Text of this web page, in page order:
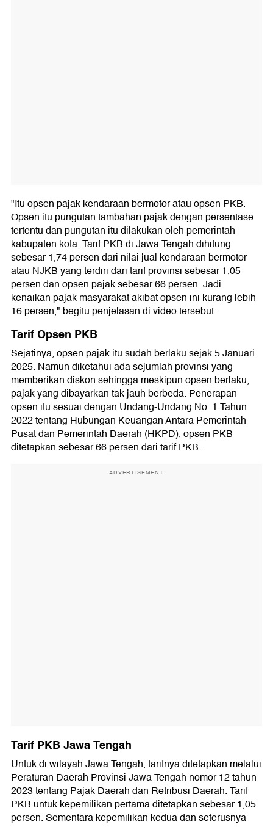
"Itu opsen pajak kendaraan bermotor atau opsen PKB.
Opsen itu pungutan tambahan pajak dengan persentase
tertentu dan pungutan itu dilakukan oleh pemerintah
kabupaten kota. Tarif PKB di Jawa Tengah dihitung
sebesar 1,74 persen dari nilai jual kendaraan bermotor
atau NJKB yang terdiri dari tarif provinsi sebesar 1,05
persen dan opsen pajak sebesar 66 persen. Jadi
kenaikan pajak masyarakat akibat opsen ini kurang lebih
16 persen," begitu penjelasan di video tersebut.
Tarif Opsen PKB
Sejatinya, opsen pajak itu sudah berlaku sejak 5 Januari
2025. Namun diketahui ada sejumlah provinsi yang
memberikan diskon sehingga meskipun opsen berlaku,
pajak yang dibayarkan tak jauh berbeda. Penerapan
opsen itu sesuai dengan Undang-Undang No. 1 Tahun
2022 tentang Hubungan Keuangan Antara Pemerintah
Pusat dan Pemerintah Daerah (HKPD), opsen PKB
ditetapkan sebesar 66 persen dari tarif PKB.
ADVERTISEMENT
Tarif PKB Jawa Tengah
Untuk di wilayah Jawa Tengah, tarifnya ditetapkan melalui
Peraturan Daerah Provinsi Jawa Tengah nomor 12 tahun
2023 tentang Pajak Daerah dan Retribusi Daerah. Tarif
PKB untuk kepemilikan pertama ditetapkan sebesar 1,05
persen. Sementara kepemilikan kedua dan seterusnya